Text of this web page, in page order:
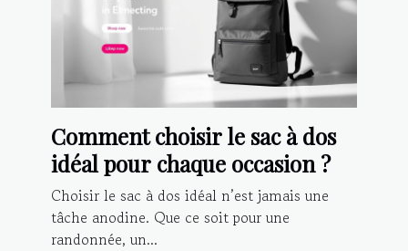
Comment choisir le sac à dos
idéal pour chaque occasion ?
Choisir le sac à dos idéal n’est jamais une
tâche anodine. Que ce soit pour une
randonnée, un...